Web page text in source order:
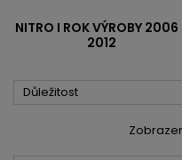
NITRO I ROK VÝROBY
2012
Důležitost